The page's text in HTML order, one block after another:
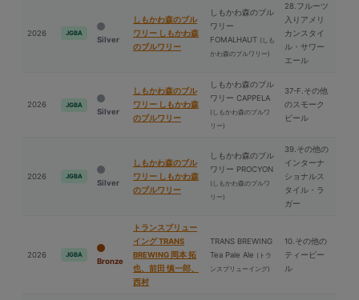
2026 JGBA
Silver
しもかわ森のブル
ワリー しもかわ森
のブルワリー
しもかわ森のブル
ワリー
FOMALHAUT (しも
かわ森のブルワリー)
28.フルーツ
入りアメリ
カンスタイ
ル・サワー
エール
2026 JGBA
Silver
しもかわ森のブル
ワリー しもかわ森
のブルワリー
しもかわ森のブル
ワリー CAPPELA
(しもかわ森のブルワ
リー)
37-F.その他
のスモーク
ビール
2026 JGBA
Silver
しもかわ森のブル
ワリー しもかわ森
のブルワリー
しもかわ森のブル
ワリー PROCYON
(しもかわ森のブルワ
リー)
39.その他の
インターナ
ショナルス
タイル・ラ
ガー
2026 JGBA
Bronze
トランスブリュー
イング TRANS
BREWING 岡本 拓
也、前⽥ 慎一郎、
⻄村
TRANS BREWING
Tea Pale Ale (トラ
ンスブリューイング)
10.その他の
ティービー
ル